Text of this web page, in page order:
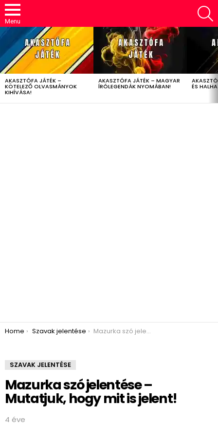
Menu
LATEST
STORIES
AKASZTÓFA JÁTÉK –
KÖTELEZŐ OLVASMÁNYOK
KIHÍVÁSA!
AKASZTÓFA JÁTÉK – MAGYAR
ÍRÓLEGENDÁK NYOMÁBAN! ÉS
You are here:
Home Szavak jelentése Mazurka szó jelentése – Mutatjuk, hogy mit is jelent!
SZAVAK JELENTÉSE
Mazurka szó jelentése –
Mutatjuk, hogy mit is jelent!
4 éve